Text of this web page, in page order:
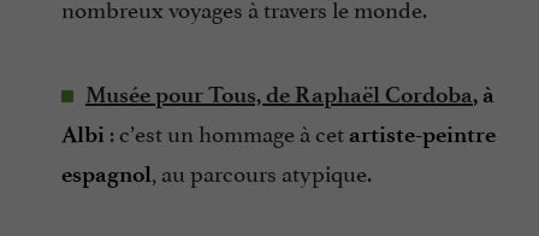
nombreux voyages à travers le monde.
Musée pour Tous, de Raphaël Cordoba, à
Albi : c’est un hommage à cet artiste-peintre
espagnol, au parcours atypique.